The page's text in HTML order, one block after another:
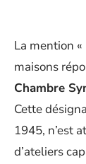
La mention
maisons
Chambre
Cette
1945, n’est
d’ateliers